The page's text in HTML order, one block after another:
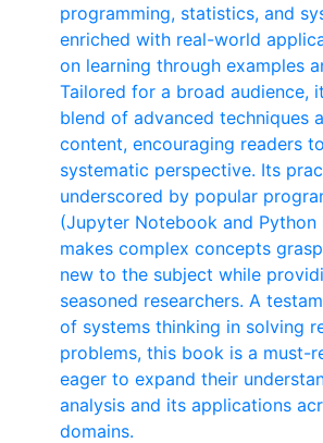
programming, statistics, and
enriched with real-world
on learning through examples
Tailored for a broad audience,
blend of advanced techniques
content, encouraging readers
systematic perspective. Its
underscored by popular
(Jupyter Notebook and Python
makes complex concepts
new to the subject while
seasoned researchers. A
of systems thinking in solving
problems, this book is a must-
eager to expand their
analysis and its applications
domains.